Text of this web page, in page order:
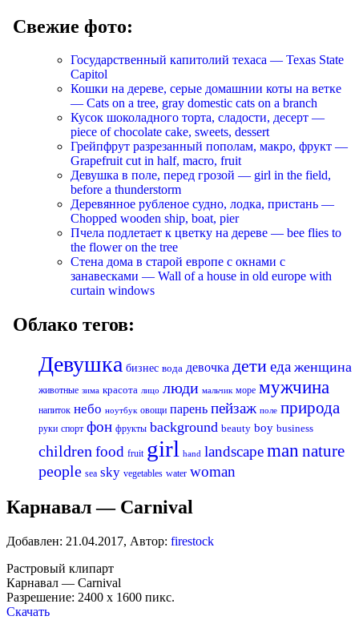
Свежие фото:
Государственный капитолий техаса — Texas State
Capitol
Кошки на дереве, серые домашнии коты на ветке
— Cats on a tree, gray domestic cats on a branch
Кусок шоколадного торта, сладости, десерт —
piece of chocolate cake, sweets, dessert
Грейпфрут разрезанный пополам, макро, фрукт —
Grapefruit cut in half, macro, fruit
Девушка в поле, перед грозой — girl in the field,
before a thunderstorm
Деревянное рубленое судно, лодка, пристань —
Chopped wooden ship, boat, pier
Пчела подлетает к цветку на дереве — bee flies to
the flower on the tree
Стена дома в старой европе с окнами с
занавесками — Wall of a house in old europe with
curtain windows
Облако тегов:
Девушка бизнес вода девочка детиеда женщина
животные зима красота лицо люди мальчик море мужчина
напиток небо ноутбук овощи парень пейзаж поле природа
руки спорт фон фрукты background beauty boy business
childrenfood fruit girl hand landscapeman nature
people sea sky vegetables water woman
Карнавал — Carnival
Добавлен: 21.04.2017, Автор: firestock
Растровый клипарт
Карнавал — Carnival
Разрешение: 2400 x 1600 пикс.
Скачать